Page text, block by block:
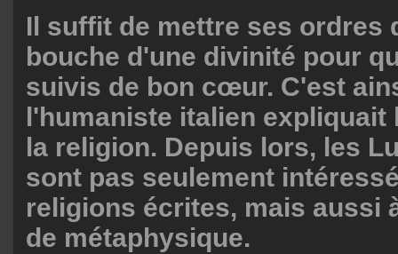
Il suffit de mettre ses ordres
bouche d'une divinité pour
suivis de bon cœur. C'est
l'humaniste italien expliquait
la religion. Depuis lors, les
sont pas seulement
religions écrites, mais aussi
de métaphysique.